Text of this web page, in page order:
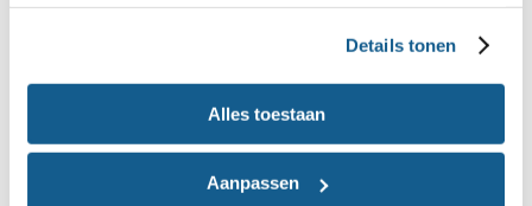
Details tonen
Alles toestaan
Aanpassen
Gluten en het glutenvrij dieet
Glutensensitiviteit
Glycemische index